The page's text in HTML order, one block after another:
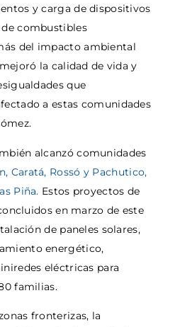
y carga de dispositivos
combustibles
del impacto ambiental
la calidad de vida y
que
a estas comunidades
alcanzó comunidades
Caratá, Rossó y Pachutico,
Piña. Estos proyectos de
en marzo de este
de paneles solares,
energético,
eléctricas para
familias.
fronterizas, la